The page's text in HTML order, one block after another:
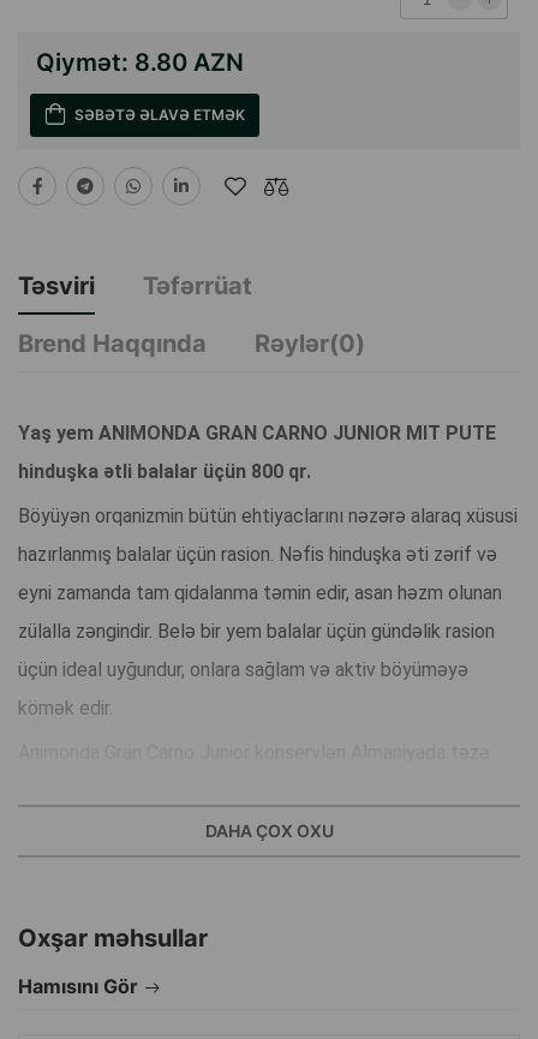
Qiymət: 8.80 AZN
SƏBƏTƏ ƏLAVƏ ETMƏK
Təsviri
Təfərrüat
Brend Haqqında
Rəylər(0)
Yaş yem ANIMONDA GRAN CARNO JUNIOR MIT PUTE
hinduşka ətli balalar üçün 800 qr.
Böyüyən orqanizmin bütün ehtiyaclarını nəzərə alaraq xüsusi
hazırlanmış balalar üçün rasion. Nəfis hinduşka əti zərif və
eyni zamanda tam qidalanma təmin edir, asan həzm olunan
zülalla zəngindir. Belə bir yem balalar üçün gündəlik rasion
üçün ideal uyğundur, onlara sağlam və aktiv böyüməyə
kömək edir.
ətir qorunur, bu da balalar tərəfindən sevilir, həmçinin düzgün
Əsas xüsusiyyətlər:
DAHA ÇOX OXU
Oxşar məhsullar
Hamısını Gör